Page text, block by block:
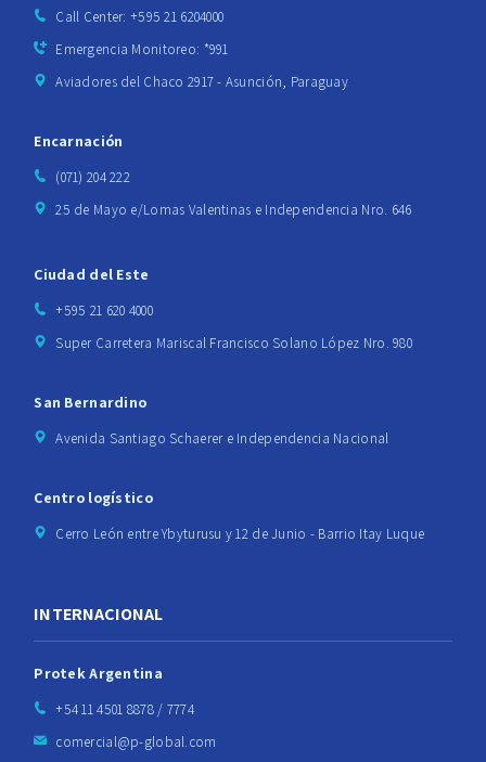
Call Center: +595 21 6204000
Emergencia Monitoreo: *991
Aviadores del Chaco 2917 - Asunción, Paraguay
Encarnación
(071) 204 222
25 de Mayo e/Lomas Valentinas e Independencia Nro. 646
Ciudad del Este
+595 21 620 4000
Super Carretera Mariscal Francisco Solano López Nro. 980
San Bernardino
Avenida Santiago Schaerer e Independencia Nacional
Centro logístico
Cerro León entre Ybyturusu y 12 de Junio - Barrio Itay Luque
INTERNACIONAL
Protek Argentina
+54 11 4501 8878 / 7774
comercial@p-global.com